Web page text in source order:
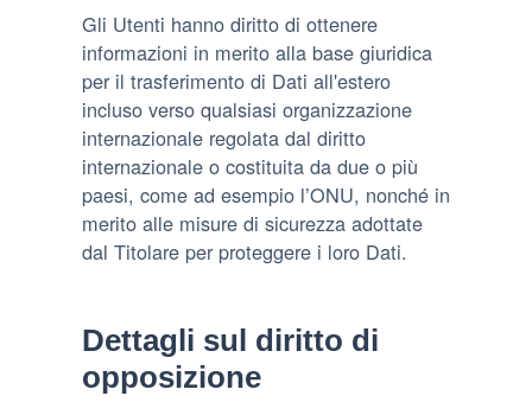
Gli Utenti hanno diritto di ottenere
informazioni in merito alla base giuridica
per il trasferimento di Dati all'estero
incluso verso qualsiasi organizzazione
internazionale regolata dal diritto
internazionale o costituita da due o più
paesi, come ad esempio l’ONU, nonché in
merito alle misure di sicurezza adottate
dal Titolare per proteggere i loro Dati.
Dettagli sul diritto di
opposizione